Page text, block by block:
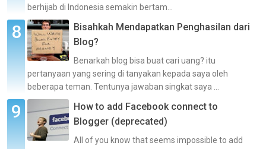
berhijab di Indonesia semakin bertam...
Bisahkah Mendapatkan Penghasilan dari
Blog?
Benarkah blog bisa buat cari uang? itu
pertanyaan yang sering di tanyakan kepada saya oleh
beberapa teman. Tentunya jawaban singkat saya ...
How to add Facebook connect to
Blogger (deprecated)
All of you know that seems impossible to add